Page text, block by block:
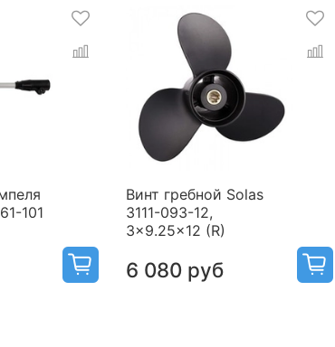
101
Винт гребной Solas
3111-093-12,
3x9.25x12 (R)
6 080 руб